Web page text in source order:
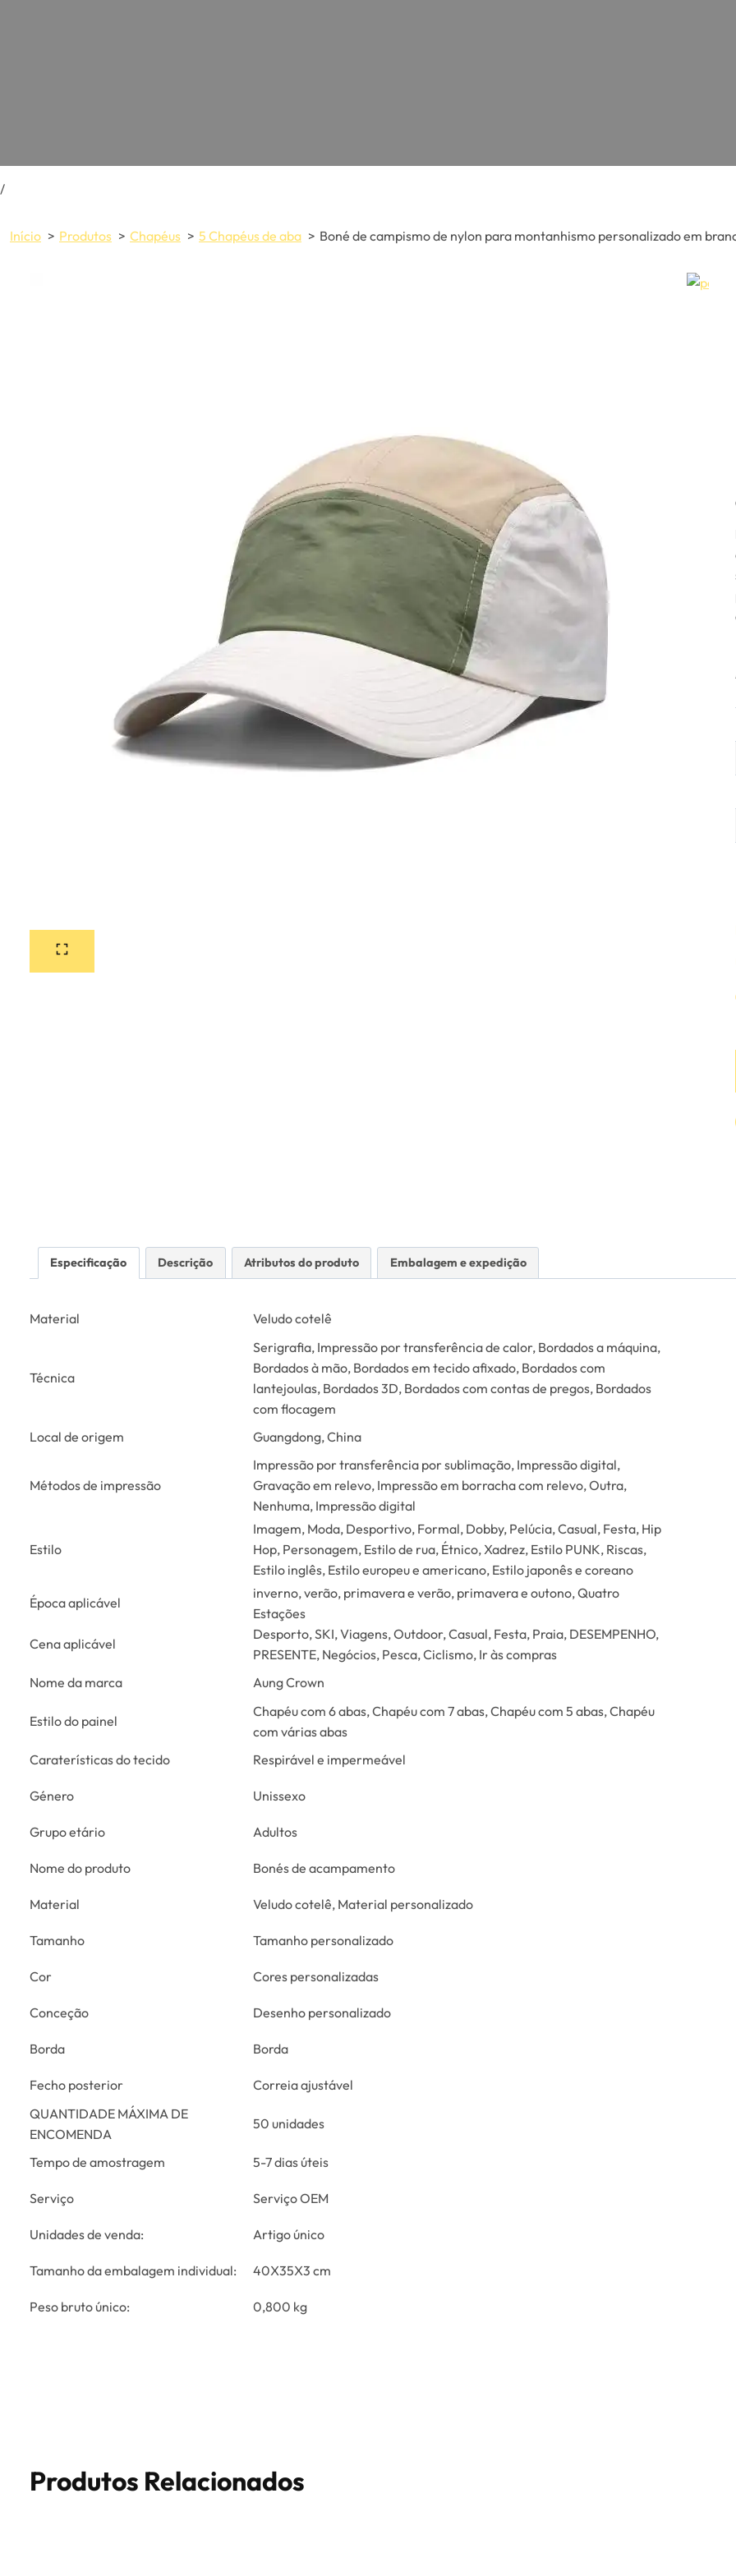
/
Início Produtos Chapéus 5 Chapéus de aba Boné de campismo de nylon para montanhismo personalizado em
Especificação Descrição Atributos do produto Embalagem e expedição
Material Veludo cotelê
Técnica
Serigrafia, Impressão por transferência de calor, Bordados a máquina,
Bordados à mão, Bordados em tecido afixado, Bordados com
lantejoulas, Bordados 3D, Bordados com contas de pregos, Bordados
com flocagem
Local de origem
Guangdong, China
Métodos de impressão
Impressão por transferência por sublimação, Impressão digital,
Gravação em relevo, Impressão em borracha com relevo, Outra,
Nenhuma, Impressão digital
Estilo
Imagem, Moda, Desportivo, Formal, Dobby, Pelúcia, Casual, Festa, Hip
Hop, Personagem, Estilo de rua, Étnico, Xadrez, Estilo PUNK, Riscas,
Estilo inglês, Estilo europeu e americano, Estilo japonês e coreano
Época aplicável
inverno, verão, primavera e verão, primavera e outono, Quatro
Estações
Cena aplicável
Desporto, SKI, Viagens, Outdoor, Casual, Festa, Praia, DESEMPENHO,
PRESENTE, Negócios, Pesca, Ciclismo, Ir às compras
Nome da marca
Aung Crown
Estilo do painel
Chapéu com 6 abas, Chapéu com 7 abas, Chapéu com 5 abas, Chapéu
com várias abas
Caraterísticas do tecido
Respirável e impermeável
Género Unissexo
Grupo etário Adultos
Nome do produto Bonés de acampamento
Material Veludo cotelê, Material personalizado
Tamanho Tamanho personalizado
Cor Cores personalizadas
Conceção Desenho personalizado
Borda Borda
Fecho posterior
Correia ajustável
QUANTIDADE MÁXIMA DE
ENCOMENDA
50 unidades
Tempo de amostragem 5-7 dias úteis
Serviço Serviço OEM
Unidades de venda: Artigo único
Tamanho da embalagem individual: 40X35X3 cm
Peso bruto único: 0,800 kg
Produtos Relacionados